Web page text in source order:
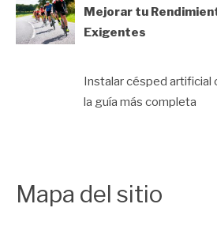
Mejorar tu
Exigentes
Instalar césped artificial
la guía más completa
Mapa del sitio